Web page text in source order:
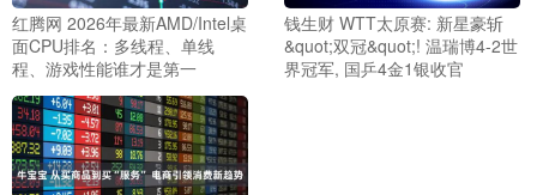
红腾网 2026年最新AMD/Intel桌
面CPU排名：多线程、单线
程、游戏性能谁才是第一
钱生财 WTT太原赛: 新星豪斩
&quot;双冠&quot;! 温瑞博4-2世
界冠军, 国乒4金1银收官